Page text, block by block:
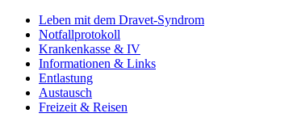
Leben mit dem Dravet-Syndrom
Notfallprotokoll
Krankenkasse & IV
Informationen & Links
Entlastung
Austausch
Freizeit & Reisen